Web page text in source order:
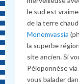
le sud est
de la terre
Monemvassia
la superbe
site ancien. Si
Péloponnèse
vous balader